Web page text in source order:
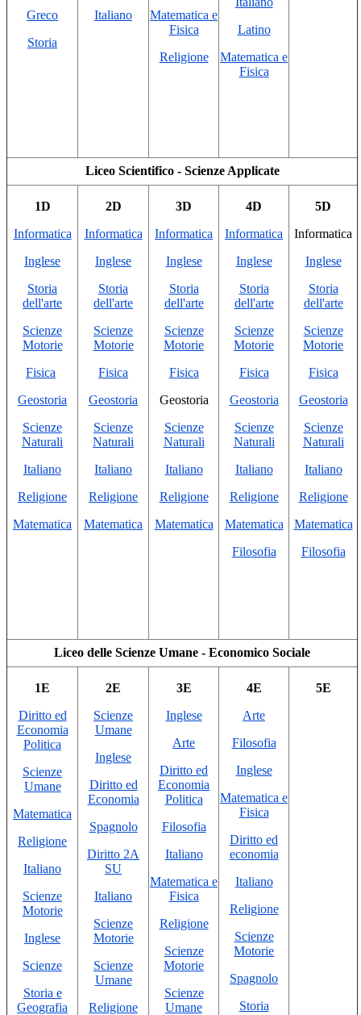
Greco
Storia
Italiano
Matematica e
Fisica
Religione
Latino
Matematica e
Fisica
Liceo Scientifico - Scienze Applicate
1D
Informatica
Inglese
Storia
dell'arte
Scienze
Motorie
Fisica
Geostoria
Scienze
Naturali
Italiano
Religione
Matematica
2D
Informatica
Inglese
Storia
dell'arte
Scienze
Motorie
Fisica
Geostoria
Scienze
Naturali
Italiano
Religione
Matematica
3D
Informatica
Inglese
Storia
dell'arte
Scienze
Motorie
Fisica
Geostoria
Scienze
Naturali
Italiano
Religione
Matematica
4D
Informatica
Inglese
Storia
dell'arte
Scienze
Motorie
Fisica
Geostoria
Scienze
Naturali
Italiano
Religione
Matematica
Filosofia
5D
Informatica
Inglese
Storia
dell'arte
Scienze
Motorie
Fisica
Geostoria
Scienze
Naturali
Italiano
Religione
Matematica
Filosofia
Liceo delle Scienze Umane - Economico Sociale
1E
Diritto ed
Economia
Politica
Scienze
Umane
Matematica
Religione
Italiano
Scienze
Motorie
Inglese
Scienze
Storia e
Geografia
2E
Scienze
Umane
Inglese
Diritto ed
Economia
Spagnolo
Diritto 2A
SU
Italiano
Scienze
Motorie
Scienze
Umane
Religione
3E
Inglese
Arte
Diritto ed
Economia
Politica
Filosofia
Italiano
Matematica e
Fisica
Religione
Scienze
Motorie
Scienze
Umane
4E
Arte
Filosofia
Inglese
Matematica e
Fisica
Diritto ed
economia
Italiano
Religione
Scienze
Motorie
Spagnolo
Storia
5E